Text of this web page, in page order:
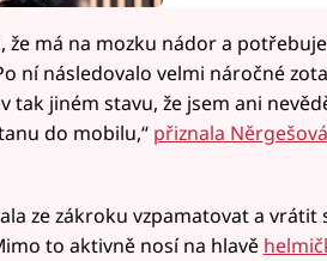
že má na mozku nádor a
ní následovalo velmi náročné
tak jiném stavu, že jsem ani
do mobilu,“ přiznala
ze zákroku vzpamatovat a vrátit
to aktivně nosí na hlavě